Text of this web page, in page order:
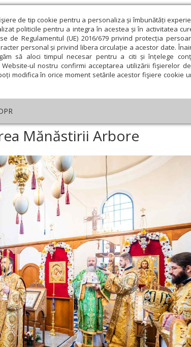
de tip cookie pentru a personaliza și îmbunătăți
politicile pentru a integra în acestea și în activitatea
de Regulamentul (UE) 2016/679 privind protecția
personal și privind libera circulație a acestor date.
să aloci timpul necesar pentru a citi și înțelege
ul nostru confirmi acceptarea utilizării fişierelor
modifica în orice moment setările acestor fişiere cookie
An omagial Comunicate de presă
și spiritualitate Educaţie și Cultură
de la redeschiderea Mănăstirii Arbore
Mănăstirii Arbore
Februarie Martie Aprilie Mai